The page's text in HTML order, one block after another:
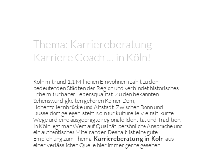
Thema: Karriereberatung
Karriere Coach ... in Köln!
Köln mit rund 1,1 Millionen Einwohnern zählt zu den
bedeutenden Städten der Region und verbindet historisches
Erbe mit urbaner Lebensqualität. Zu den bekannten
Sehenswürdigkeiten gehören Kölner Dom,
Hohenzollernbrücke und Altstadt. Zwischen Bonn und
Düsseldorf gelegen, steht Köln für kulturelle Vielfalt, kurze
Wege und eine ausgeprägte regionale Identität und Tradition.
In Köln legt man Wert auf Qualität, persönliche Ansprache und
ein authentisches Miteinander. Deshalb ist eine gute
Empfehlung zum Thema: Karriereberatung in Köln aus
einer verlässlichen Quelle hier immer gerne gesehen.